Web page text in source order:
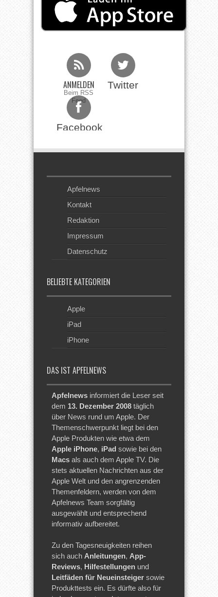
ANMELDEN
Beim RSS
Feed
Twitter
Facebook
Apfelnews
Kontakt
Redaktion
Impressum
Datenschutz
BELIEBTE KATEGORIEN
Apple
iPad
iPhone
DAS IST APFELNEWS
Apfelnews informiert die Leser seit
dem 13. Dezember 2008 täglich
über News rund um Apple. Der
Themenschwerpunkt liegt bei den
Apple Produkten wie etwa dem
Apple iPhone, iPad sowie bei den
Macs als auch dem Apple TV. Die
stets aktuellen Nachrichten aus der
Apple Welt und den angrenzenden
Themenfeldern, werden von dem
Apfelnews Team sorgfältig
ausgewählt und entsprechend
informativ aufbereitet.
Zu den Tagesneuigkeiten reihen
sich auch Anleitungen, App-
Reviews, Hilfestellungen und
Leitfäden für Neueinsteiger sowie
Produkttests ein. Es dürfte also für